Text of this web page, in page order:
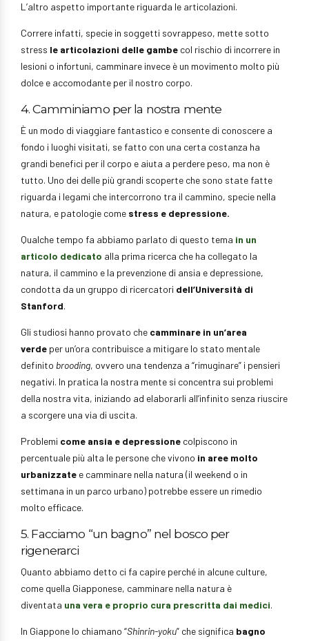
L’altro aspetto importante riguarda le articolazioni.
Correre infatti, specie in soggetti sovrappeso, mette sotto
stress le articolazioni delle gambe col rischio di incorrere in
lesioni o infortuni, camminare invece è un movimento molto più
dolce e accomodante per il nostro corpo.
4. Camminiamo per la nostra mente
È un modo di viaggiare fantastico e consente di conoscere a
fondo i luoghi visitati, se fatto con una certa costanza ha
grandi benefici per il corpo e aiuta a perdere peso, ma non è
tutto. Uno dei delle più grandi scoperte che sono state fatte
riguarda i legami che intercorrono tra il cammino, specie nella
natura, e patologie come stress e depressione.
Qualche tempo fa abbiamo parlato di questo tema in un
articolo dedicato alla prima ricerca che ha collegato la
natura, il cammino e la prevenzione di ansia e depressione,
condotta da un gruppo di ricercatori dell’Università di
Stanford.
Gli studiosi hanno provato che camminare in un’area
verde per un’ora contribuisce a mitigare lo stato mentale
definito brooding, ovvero una tendenza a “rimuginare” i pensieri
negativi. In pratica la nostra mente si concentra sui problemi
della nostra vita, iniziando ad elaborarli all’infinito senza riuscire
a scorgere una via di uscita.
Problemi come ansia e depressione colpiscono in
percentuale più alta le persone che vivono in aree molto
urbanizzate e camminare nella natura (il weekend o in
settimana in un parco urbano) potrebbe essere un rimedio
molto efficace.
5. Facciamo “un bagno” nel bosco per
rigenerarci
Quanto abbiamo detto ci fa capire perché in alcune culture,
come quella Giapponese, camminare nella natura è
diventata una vera e proprio cura prescritta dai medici.
In Giappone lo chiamano “Shinrin-yoku” che significa bagno